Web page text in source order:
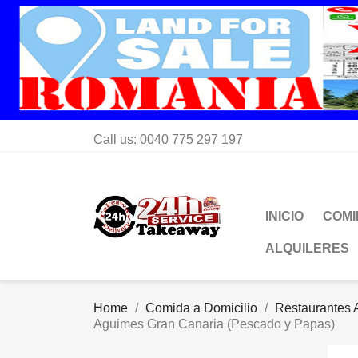
Call us: 0040 775 297 197
INICIO
ALQUILERES
Home Comida a Domicilio Restaurantes
Aguimes Gran Canaria (Pescado y Papas)